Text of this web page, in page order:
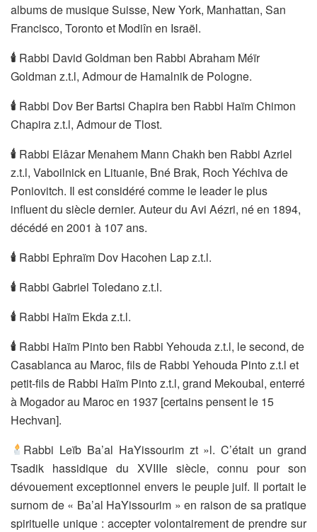
albums de musique Suisse, New York, Manhattan, San
Francisco, Toronto et Modiîn en Israël.
🕯 Rabbi David Goldman ben Rabbi Abraham Méïr
Goldman z.t.l, Admour de Hamalnik de Pologne.
🕯 Rabbi Dov Ber Bartsi Chapira ben Rabbi Haïm Chimon
Chapira z.t.l, Admour de Tlost.
🕯 Rabbi Elâzar Menahem Mann Chakh ben Rabbi Azriel
z.t.l, Vaboilnick en Lituanie, Bné Brak, Roch Yéchiva de
Poniovitch. Il est considéré comme le leader le plus
influent du siècle dernier. Auteur du Avi Aézri, né en 1894,
décédé en 2001 à 107 ans.
🕯 Rabbi Ephraïm Dov Hacohen Lap z.t.l.
🕯 Rabbi Gabriel Toledano z.t.l.
🕯 Rabbi Haïm Ekda z.t.l.
🕯 Rabbi Haïm Pinto ben Rabbi Yehouda z.t.l, le second, de
Casablanca au Maroc, fils de Rabbi Yehouda Pinto z.t.l et
petit-fils de Rabbi Haïm Pinto z.t.l, grand Mekoubal, enterré
à Mogador au Maroc en 1937 [certains pensent le 15
Hechvan].
Rabbi Leïb Ba’al HaYissourim zt »l. C’était un grand
Tsadik hassidique du XVIIIe siècle, connu pour son
dévouement exceptionnel envers le peuple juif. Il portait le
surnom de « Ba’al HaYissourim » en raison de sa pratique
spirituelle unique : accepter volontairement de prendre sur